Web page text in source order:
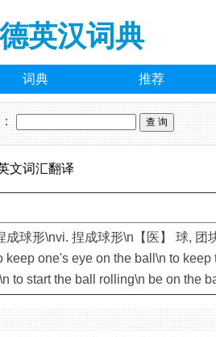
英汉词典
词典 推荐
文词汇翻译
成球形\nvi. 捏成球形\n【医】 球, 团
keep one's eye on the ball\n to
to start the ball rolling\n be on the